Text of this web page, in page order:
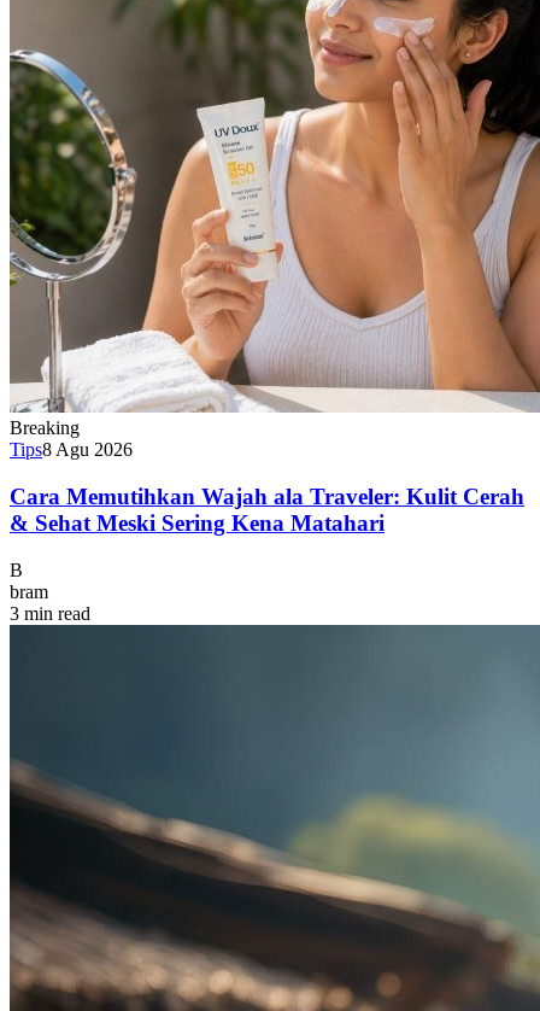
Breaking
Tips8 Agu 2026
Cara Memutihkan Wajah ala Traveler: Kulit Cerah
& Sehat Meski Sering Kena Matahari
B
bram
3 min read